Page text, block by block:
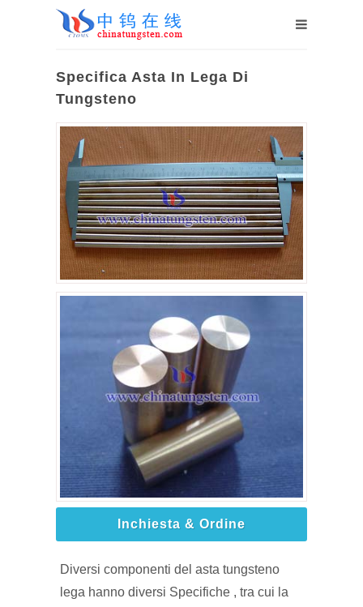
Specifica Asta In Lega Di
Tungsteno
Inchiesta & Ordine
Diversi componenti del asta tungsteno
lega hanno diversi Specifiche , tra cui la